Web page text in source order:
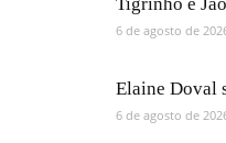
6 de agosto de
Elaine Doval
6 de agosto de